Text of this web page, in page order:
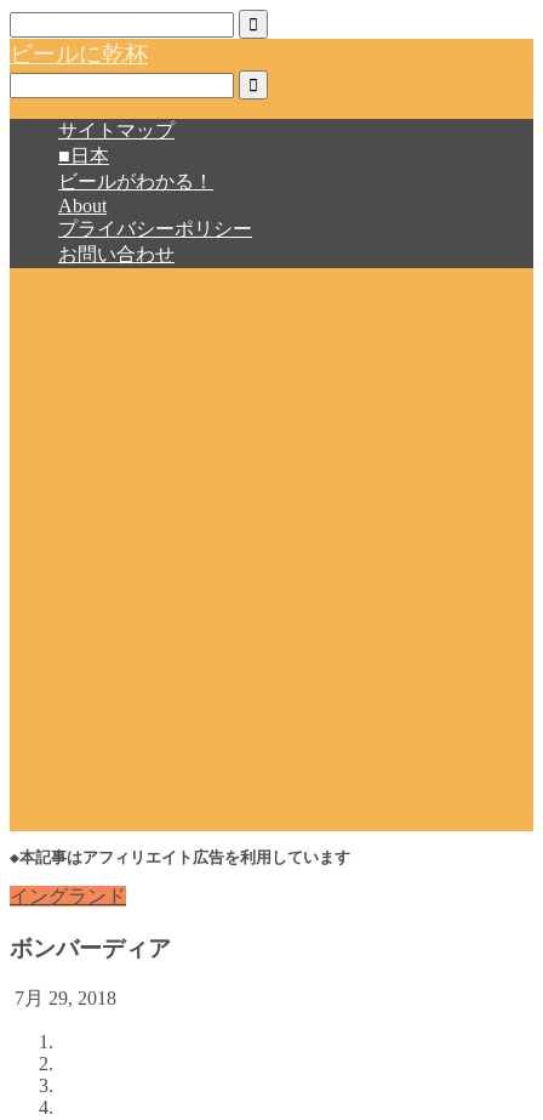
ビールに乾杯
サイトマップ
■日本
ビールがわかる！
About
プライバシーポリシー
お問い合わせ
◆本記事はアフィリエイト広告を利用しています
イングランド
ボンバーディア
7月 29, 2018